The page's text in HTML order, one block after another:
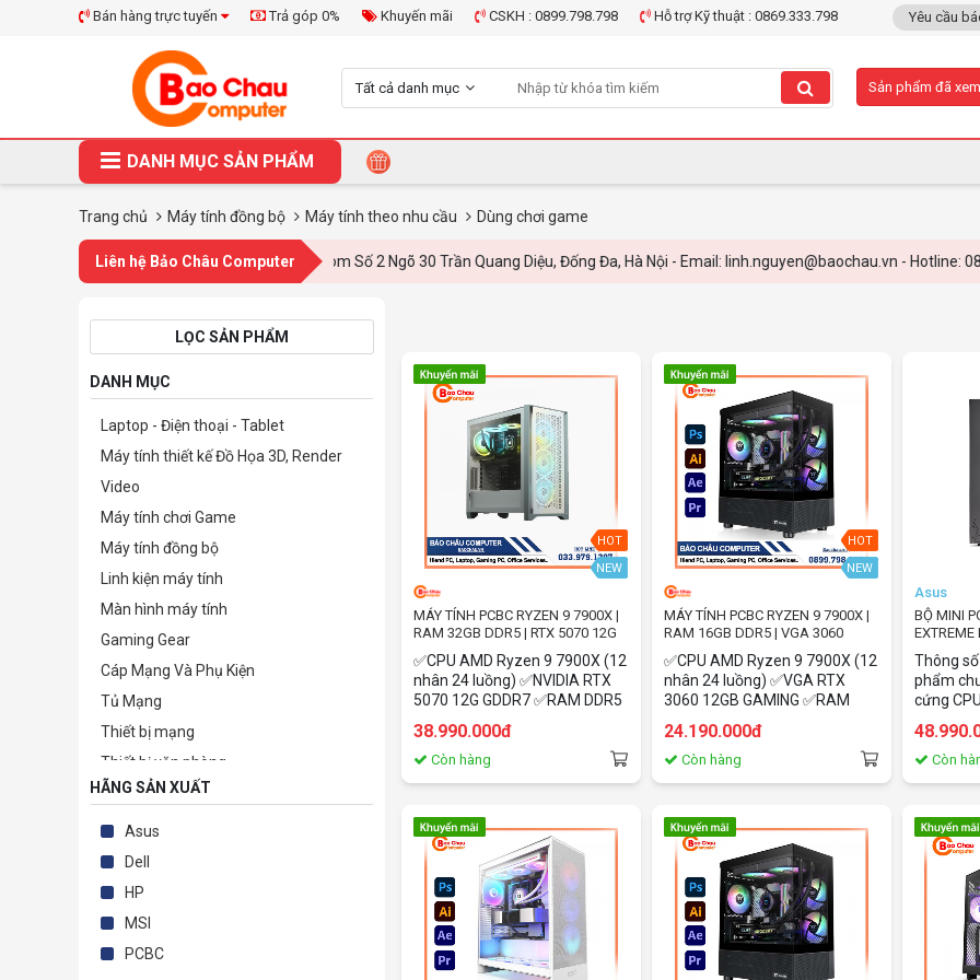
Bán hàng trực tuyến Trả góp 0% Khuyến mãi CSKH : 0899.798.798 Hỗ trợ Kỹ thuật : 0869.333.798 Yêu cầu
Tất cả danh mục Sản phẩm đã xem
DANH MỤC SẢN PHẨM
Trang chủ Máy tính đồng bộ Máy tính theo nhu cầu Dùng chơi game
Liên hệ Bảo Châu ComputerShowroom Số 2 Ngõ 30 Trần Quang Diệu, Đống Đa, Hà Nội - Email: linh.nguyen@baochau.vn - Hotline: 0899.798.798
LỌC SẢN PHẨM
DANH MỤC
Laptop - Điện thoại - Tablet
Máy tính thiết kế Đồ Họa 3D, Render
Video
Máy tính chơi Game
Máy tính đồng bộ
Linh kiện máy tính
Màn hình máy tính
Gaming Gear
Cáp Mạng Và Phụ Kiện
Tủ Mạng
Thiết bị mạng
Thiết bị văn phòng
Camera giám sát & Phụ kiện
Phần mềm bản quyền
TB lưu trữ-bảo mật-kỹ thuật số
Thiết bị nghe nhìn & Giải trí
Điện tử - Điện lạnh
Phụ kiện
HÃNG SẢN XUẤT
Asus
Dell
HP
MSI
PCBC
HOT
NEW
MÁY TÍNH PCBC RYZEN 9 7900X |
RAM 32GB DDR5 | RTX 5070 12G
✅CPU AMD Ryzen 9 7900X (12
nhân 24 luồng) ✅NVIDIA RTX
5070 12G GDDR7 ✅RAM DDR5
38.990.000đ
Còn hàng
HOT
NEW
MÁY TÍNH PCBC RYZEN 9 7900X |
RAM 16GB DDR5 | VGA 3060
✅CPU AMD Ryzen 9 7900X (12
nhân 24 luồng) ✅VGA RTX
3060 12GB GAMING ✅RAM
24.190.000đ
Còn hàng
Asus
BỘ MINI
EXTREME
13900K/
VIA CPU
HDMI 2.1/
4/125W )
Thông
phẩm
cứng
Turbo 5.8
770 - Hỗ
64GB
drive OR
Slot
22x42
Intel®
i226-V
AX1690i
Còn